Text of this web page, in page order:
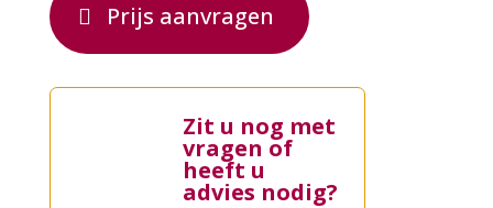
Prijs aanvragen
Zit u nog met
vragen of
heeft u
advies nodig?